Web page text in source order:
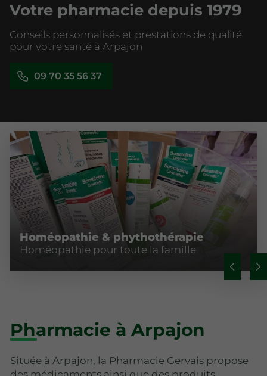
Votre pharmacie depuis 1979
Conseils personnalisés et prestations de qualité
pour votre santé à Arpajon
09 70 35 56 37
Homéopathie & phythothérapie
Homéopathie pour toute la famille
Pharmacie à Arpajon
Située à Arpajon, la Pharmacie Gervais propose